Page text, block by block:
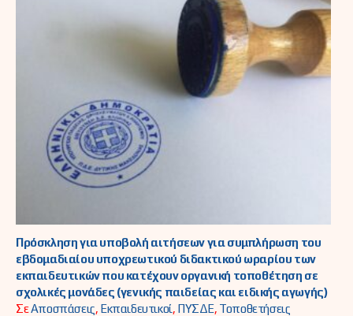
Πρόσκληση για υποβολή αιτήσεων για συμπλήρωση του
εβδομαδιαίου υποχρεωτικού διδακτικού ωραρίου των
εκπαιδευτικών που κατέχουν οργανική τοποθέτηση σε
σχολικές μονάδες (γενικής παιδείας και ειδικής αγωγής)
ΣεΑποσπάσεις, Εκπαιδευτικοί, ΠΥΣΔΕ, Τοποθετήσεις